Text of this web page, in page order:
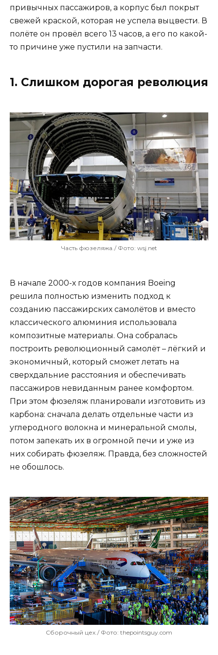
привычных пассажиров, а корпус был покрыт
свежей краской, которая не успела выцвести. В
полёте он провёл всего 13 часов, а его по какой-
то причине уже пустили на запчасти.
1. Слишком дорогая революция
Часть фюзеляжа./ Фото: wsj.net
В начале 2000-х годов компания Boeing
решила полностью изменить подход к
созданию пассажирских самолётов и вместо
классического алюминия использовала
композитные материалы. Она собралась
построить революционный самолёт – лёгкий и
экономичный, который сможет летать на
сверхдальние расстояния и обеспечивать
пассажиров невиданным ранее комфортом.
При этом фюзеляж планировали изготовить из
карбона: сначала делать отдельные части из
углеродного волокна и минеральной смолы,
потом запекать их в огромной печи и уже из
них собирать фюзеляж. Правда, без сложностей
не обошлось.
Сборочный цех./ Фото: thepointsguy.com